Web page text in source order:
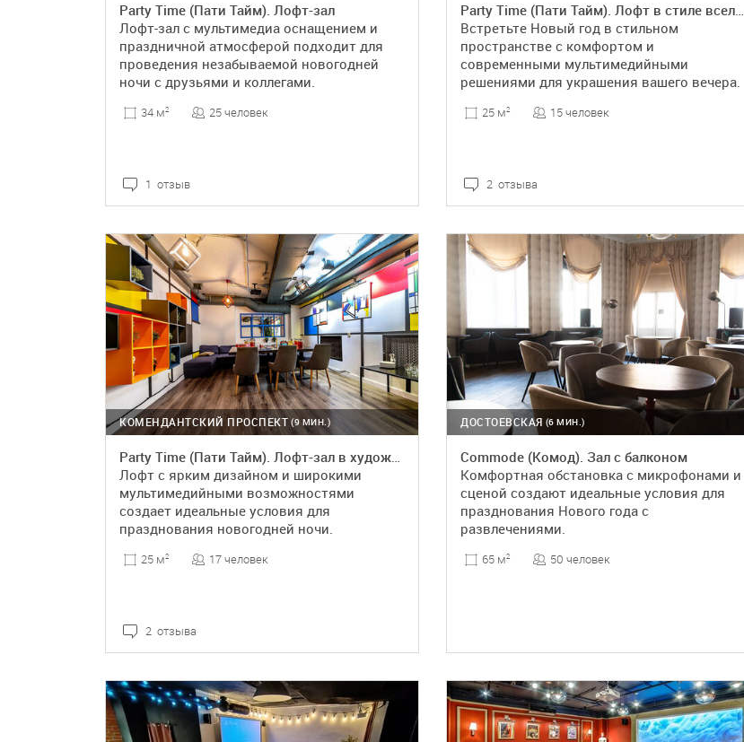
Party Time (Пати Тайм). Лофт-зал
Лофт-зал с мультимедиа оснащением и
праздничной атмосферой подходит для
проведения незабываемой новогодней
ночи с друзьями и коллегами.
34 м2 25 человек
1 отзыв
Party Time (Пати Тайм). Лофт в стиле вселенной Гарри Поттера
Встретьте Новый год в стильном
пространстве с комфортом и
современными мультимедийными
решениями для украшения вашего вечера.
25 м2 15 человек
2 отзыва
(9 МИН.)
КОМЕНДАНТСКИЙ ПРОСПЕКТ
Party Time (Пати Тайм). Лофт-зал в художественном стиле
Лофт с ярким дизайном и широкими
мультимедийными возможностями
создает идеальные условия для
празднования новогодней ночи.
25 м2 17 человек
2 отзыва
(6 МИН.)
ДОСТОЕВСКАЯ
Commode (Комод). Зал с балконом
Комфортная обстановка с микрофонами и
сценой создают идеальные условия для
празднования Нового года с
развлечениями.
65 м2 50 человек